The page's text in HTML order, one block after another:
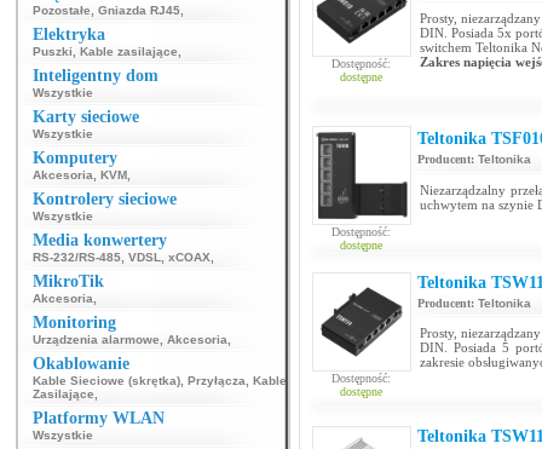
Pozostałe Gniazda RJ45
Elektryka
Puszki Kable zasilające
Inteligentny dom
Wszystkie
Karty sieciowe
Wszystkie
Komputery
Akcesoria KVM
Kontrolery sieciowe
Wszystkie
Media konwertery
RS-232/RS-485 VDSL xCOAX
MikroTik
Akcesoria
Monitoring
Urządzenia alarmowe Akcesoria
Okablowanie
Kable Sieciowe (skrętka) Przyłącza
Kable
Zasilające
Platformy WLAN
Wszystkie
Dostępność:
dostępne
Prosty,
DIN. Posiada 5x
switchem Teltonika
Zakres napięcia
Dostępność:
dostępne
Teltonika
Producent: Teltonika
Niezarządzalny
uchwytem na szynie
Dostępność:
dostępne
Teltonika
Producent: Teltonika
Prosty,
DIN. Posiada 5
zakresie
Teltonika